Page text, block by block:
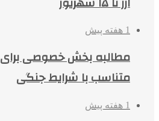
1 هفته پیش
مطالبه بخش خصوصی برای
متناسب با شرایط جنگی
1 هفته پیش